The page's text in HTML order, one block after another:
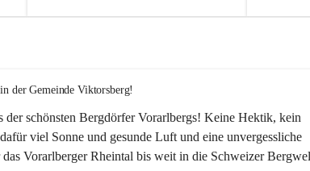
der Gemeinde Viktorsberg!
der schönsten Bergdörfer Vorarlbergs! Keine Hektik, kein
viel Sonne und gesunde Luft und eine unvergessliche
das Vorarlberger Rheintal bis weit in die Schweizer